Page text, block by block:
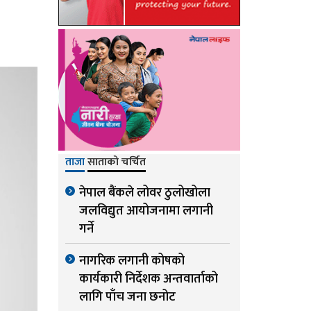
ताजासाताको चर्चित
नेपाल बैंकले लोवर ठुलोखोला
जलविद्युत आयोजनामा लगानी
गर्ने
नागरिक लगानी कोषको
कार्यकारी निर्देशक अन्तवार्ताको
लागि पाँच जना छनोट